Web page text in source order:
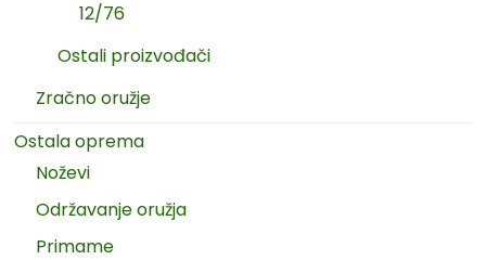
12/76
Ostali proizvođači
Zračno oružje
Ostala oprema
Noževi
Održavanje oružja
Primame